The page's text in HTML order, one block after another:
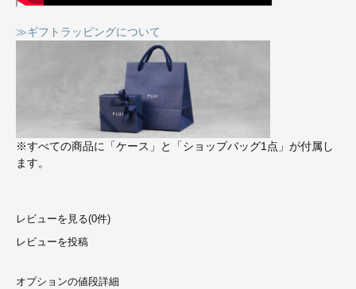
≫ギフトラッピングについて
※すべての商品に「ケース」と「ショップバッグ1点」が付属し
ます。
レビューを見る(0件)
レビューを投稿
オプションの値段詳細